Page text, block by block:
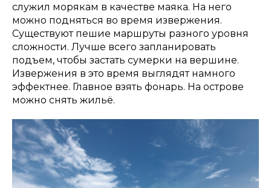
служил морякам в качестве маяка. На него
можно подняться во время извержения.
Существуют пешие маршруты разного уровня
сложности. Лучше всего запланировать
подъем, чтобы застать сумерки на вершине.
Извержения в это время выглядят намного
эффектнее. Главное взять фонарь. На острове
можно снять жильё.